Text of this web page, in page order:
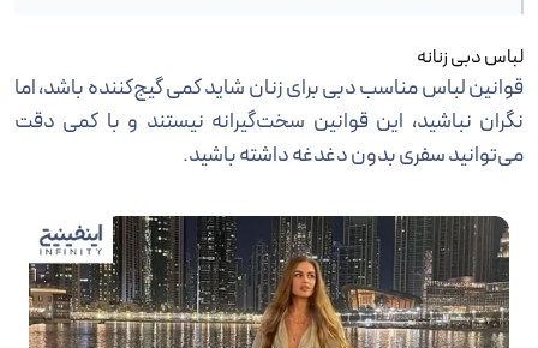
لباس دبی زنانه
قوانین لباس مناسب دبی برای زنان شاید کمی گیج‌کننده باشد، اما
نگران نباشید، این قوانین سخت‌گیرانه نیستند و با کمی دقت
می‌توانید سفری بدون دغدغه داشته باشید.